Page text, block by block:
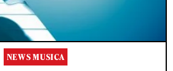
NEWS MUSICA